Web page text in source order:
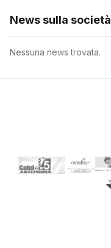
News sulla società
Nessuna news trovata.